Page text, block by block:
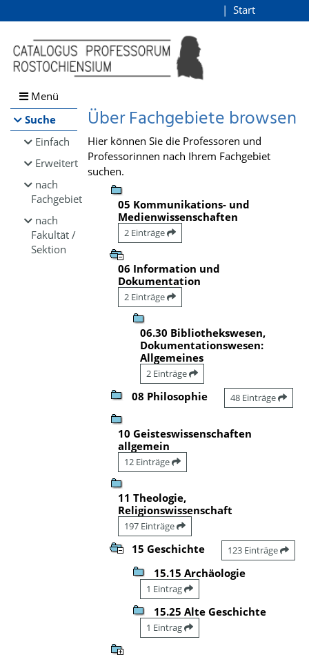
Browsen
direkt zum Inhalt
Start
Menü
Suche
Einfach
Erweitert
nach
Fachgebiet
nach
Fakultät /
Sektion
Über Fachgebiete browsen
Hier können Sie die Professoren und
Professorinnen nach Ihrem Fachgebiet
suchen.
05 Kommunikations- und
Medienwissenschaften
2 Einträge
06 Information und
Dokumentation
2 Einträge
06.30 Bibliothekswesen,
Dokumentationswesen:
Allgemeines
2 Einträge
08 Philosophie 48 Einträge
10 Geisteswissenschaften
allgemein
12 Einträge
11 Theologie,
Religionswissenschaft
197 Einträge
15 Geschichte 123 Einträge
15.15 Archäologie
1 Eintrag
15.25 Alte Geschichte
1 Eintrag